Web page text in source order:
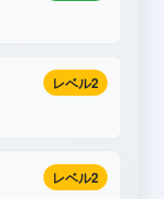
レベル2
レベル2